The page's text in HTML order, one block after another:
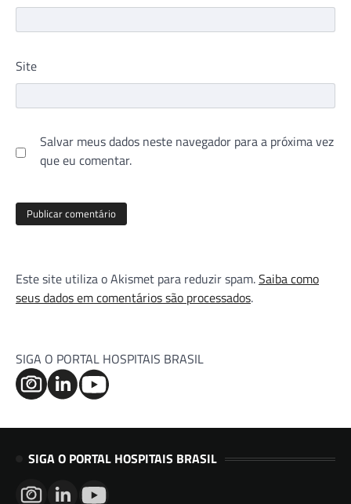
Site
Salvar meus dados neste navegador para a próxima vez
que eu comentar.
Este site utiliza o Akismet para reduzir spam.Saiba como
seus dados em comentários são processados.
SIGA O PORTAL HOSPITAIS BRASIL
SIGA O PORTAL HOSPITAIS BRASIL